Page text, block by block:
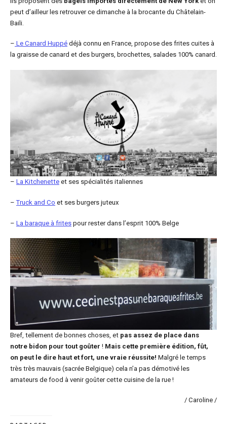
peut d’ailleur les retrouver ce dimanche à la brocante du Châtelain-
Baili.
– Le Canard Huppé déjà connu en France, propose des frites cuites à
la graisse de canard et des burgers, brochettes, salades 100% canard.
– La Kitchenette et ses spécialités italiennes
–Truck and Co et ses burgers juteux
– La baraque à frites pour rester dans l’esprit 100% Belge
Bref, tellement de bonnes choses, et pas assez de place dans
notre bidon pour tout goûter ! Mais cette première édition, fût,
on peut le dire haut et fort, une vraie réussite! Malgré le temps
très très mauvais (sacrée Belgique) cela n’a pas démotivé les
amateurs de food à venir goûter cette cuisine de la rue !
/ Caroline /